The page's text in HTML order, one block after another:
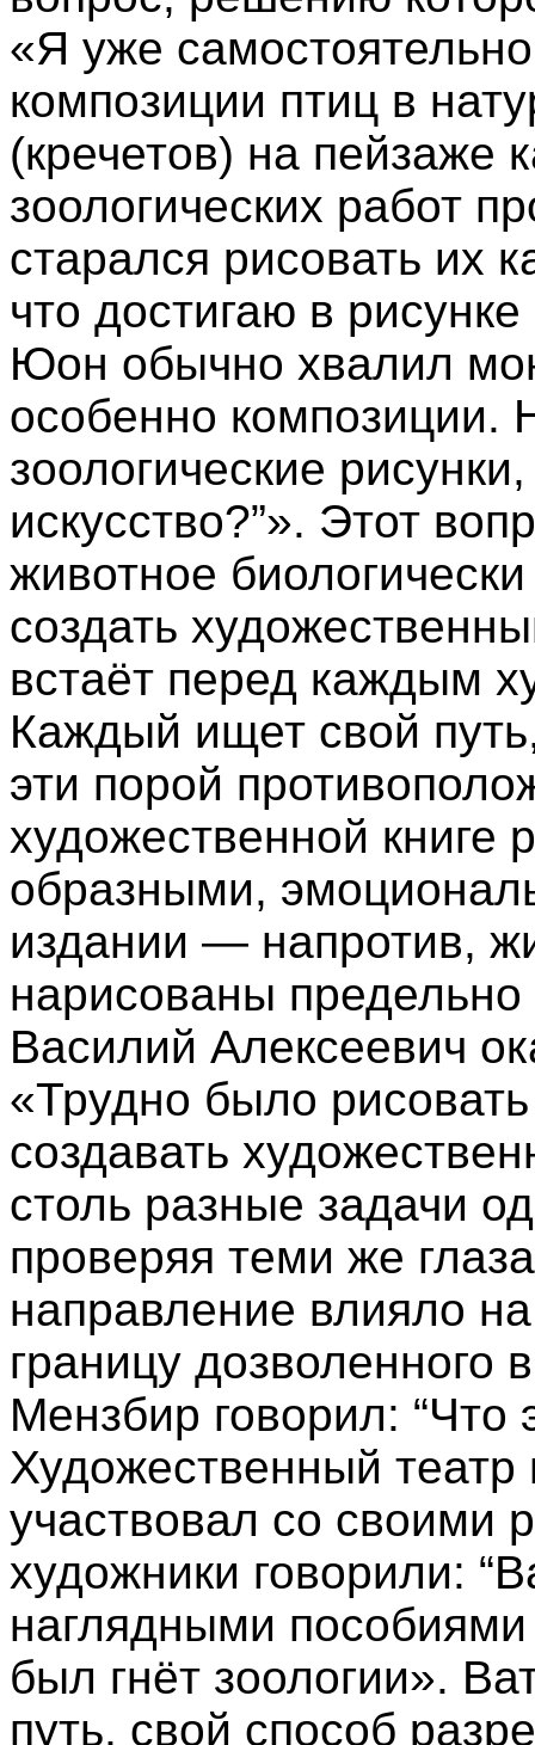
«Я уже
композиции птиц в
(кречетов) на пейзаже
зоологических работ
старался рисовать их
что достигаю в
Юон обычно хвалил
особенно композиции.
зоологические
искусство?”». Этот
животное
создать
встаёт перед каждым
Каждый ищет свой
эти порой
художественной книге
образными,
издании — напротив,
нарисованы
Василий Алексеевич
«Трудно было
создавать
столь разные задачи
проверяя теми же
направление влияло
границу
Мензбир говорил: “Что
Художественный театр
участвовал со своими
художники говорили:
наглядными
был гнёт зоологии».
путь, свой способ